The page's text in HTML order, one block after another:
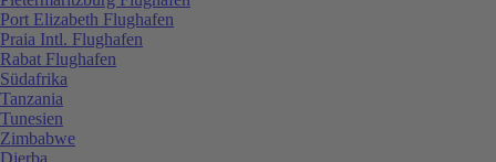
Port Elizabeth Flughafen
Praia Intl. Flughafen
Rabat Flughafen
Südafrika
Tanzania
Tunesien
Zimbabwe
Djerba